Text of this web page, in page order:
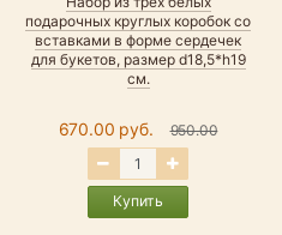
подарочных круглых коробок со
вставками в форме сердечек
для букетов, размер d18,5*h19
см.
670.00 руб. 950.00
Купить